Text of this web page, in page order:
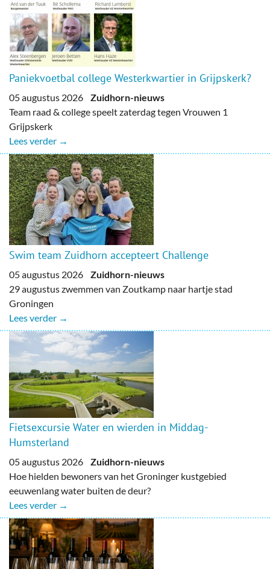
Paniekvoetbal college Westerkwartier in Grijpskerk?
05 augustus 2026 Zuidhorn-nieuws
Team raad & college speelt zaterdag tegen Vrouwen 1
Grijpskerk
Lees verder →
Swim team Zuidhorn accepteert Challenge
05 augustus 2026 Zuidhorn-nieuws
29 augustus zwemmen van Zoutkamp naar hartje stad
Groningen
Lees verder →
Fietsexcursie Water en wierden in Middag-
Humsterland
05 augustus 2026 Zuidhorn-nieuws
Hoe hielden bewoners van het Groninger kustgebied
eeuwenlang water buiten de deur?
Lees verder →